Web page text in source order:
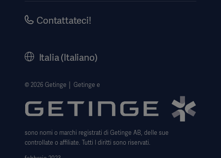
Aviso legale
Data Subject Request Form
Trasparenza
Modello 231
Contattateci!
Italia (Italiano)
© 2026 Getinge │ Getinge e
sono nomi o marchi registrati di Getinge AB, delle sue
controllate o affiliate. Tutti I diritti sono riservati.